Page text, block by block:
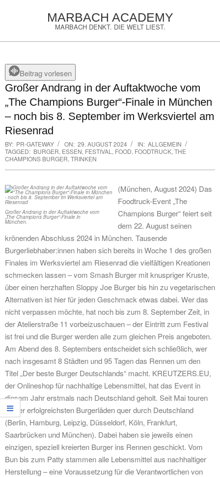
MARBACH ACADEMY
MARBACH DENKT. DIE WELT LIEST.
Menu Beitrag vorlesen
Großer Andrang in der Auftaktwoche vom
„The Champions Burger“-Finale in München
– noch bis 8. September im Werksviertel am
Riesenrad
BY: PR-GATEWAY ON: 29. AUGUST 2024 IN: ALLGEMEIN
TAGGED: BURGER, ESSEN, FESTIVAL , FOOD, FOODTRUCK, THE
CHAMPIONS BURGER, TRINKEN
Großer Andrang in der Auftaktwoche vom
„The Champions Burger“-Finale in
München.
(München, August 2024) Das
Foodtruck-Event „The
Champions Burger“ feiert seit
dem 22. August seinen
krönenden Abschluss 2024 in München. Tausende
Burgerliebhaber:innen haben sich bereits in Woche 1 des großen
Finales im Werksviertel am Riesenrad die vielfältigen Kreationen
schmecken lassen – vom Smash Burger mit knuspriger Kruste,
über einen herzhaften Sloppy Joe Burger bis hin zu vegetarischen
Alternativen ist hier für jeden Geschmack etwas dabei. Wer das
nicht verpassen möchte, hat noch bis zum 8. September Zeit, in
der Atelierstraße 11 vorbeizuschauen – der Eintritt zum Festival
ist frei und die Burger werden alle zum gleichen Preis angeboten.
Am Abend des 8. Septembers entscheidet sich schließlich, wer
nach insgesamt 8 Städten und 95 Tagen das Rennen um den
Titel „Der beste Burger Deutschlands“ macht. KREUTZERS.EU,
der Onlineshop für nachhaltige Lebensmittel, hat das Event in
diesem Jahr erstmals nach Deutschland geholt. Seit Mai touren
12 der erfolgreichsten Burgerläden quer durch Deutschland
(Berlin, Hamburg, Leipzig, Düsseldorf, Köln, Frankfurt,
Saarbrücken und München). Dabei haben sie jeweils einen
einzigen, speziell kreierten Burger ins Rennen geschickt. Vom
Bun bis zum Patty stammen alle Lebensmittel aus nachhaltiger
Herstellung – eine Voraussetzung für die Verantwortlichen von